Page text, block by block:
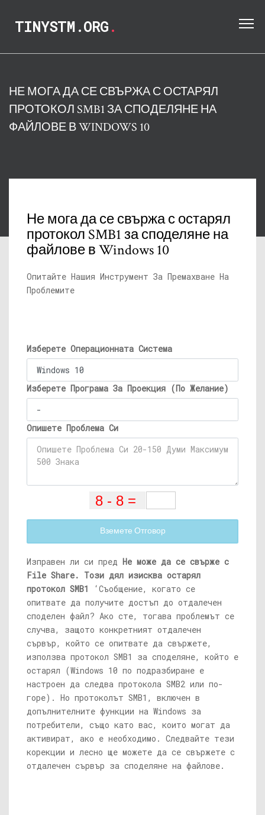
TINYSTM.ORG.
НЕ МОГА ДА СЕ СВЪРЖА С ОСТАРЯЛ
ПРОТОКОЛ SMB1 ЗА СПОДЕЛЯНЕ НА
ФАЙЛОВЕ В WINDOWS 10
Не мога да се свържа с остарял
протокол SMB1 за споделяне на
файлове в Windows 10
Опитайте Нашия Инструмент За Премахване На
Проблемите
Изберете Операционната Система
Изберете Програма За Проекция (По Желание)
Опишете Проблема Си
Вземете Отговор
Изправен ли си пред Не може да се свърже с
File Share. Този дял изисква остарял
протокол SMB1
‘Съобщение, когато се
опитвате да получите достъп до отдалечен
споделен файл? Ако сте, тогава проблемът се
случва, защото конкретният отдалечен
сървър, който се опитвате да свържете,
използва протокол SMB1 за споделяне, който е
остарял (Windows 10 по подразбиране е
настроен да следва протокола SMB2 или по-
горе). Но протоколът SMB1, включен в
допълнителните функции на Windows за
потребители, също като вас, които могат да
активират, ако е необходимо. Следвайте тези
корекции и лесно ще можете да се свържете с
отдалечен сървър за споделяне на файлове.